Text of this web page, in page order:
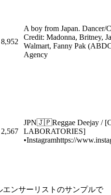
8,952
A boy from Japan. Dancer/
Credit: Madonna, Britney,
Walmart, Fanny Pak
Agency
2,567
JPN🇯🇵Reggae Deejay /
LABORATORIES]
•Instagramhttps://
ンサーリストのサンプルで